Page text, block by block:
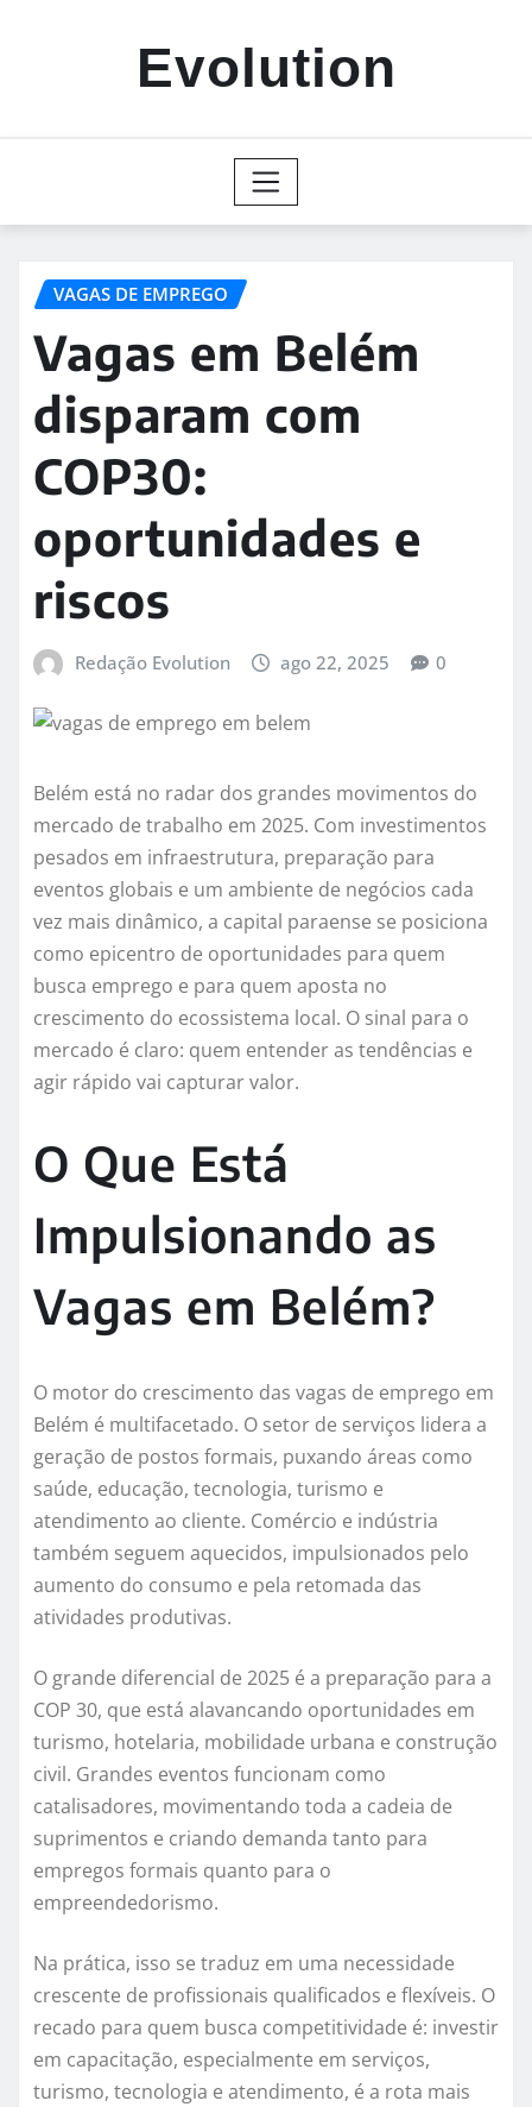
Evolution
VAGAS DE EMPREGO
Vagas em Belém
disparam com
COP30:
oportunidades e
riscos
Redação Evolution ago 22, 2025 0
Belém está no radar dos grandes movimentos do
mercado de trabalho em 2025. Com investimentos
pesados em infraestrutura, preparação para
eventos globais e um ambiente de negócios cada
vez mais dinâmico, a capital paraense se posiciona
como epicentro de oportunidades para quem
busca emprego e para quem aposta no
crescimento do ecossistema local. O sinal para o
mercado é claro: quem entender as tendências e
agir rápido vai capturar valor.
O Que Está
Impulsionando as
Vagas em Belém?
O motor do crescimento das vagas de emprego em
Belém é multifacetado. O setor de serviços lidera a
geração de postos formais, puxando áreas como
saúde, educação, tecnologia, turismo e
atendimento ao cliente. Comércio e indústria
também seguem aquecidos, impulsionados pelo
aumento do consumo e pela retomada das
atividades produtivas.
O grande diferencial de 2025 é a preparação para a
COP 30, que está alavancando oportunidades em
turismo, hotelaria, mobilidade urbana e construção
civil. Grandes eventos funcionam como
catalisadores, movimentando toda a cadeia de
suprimentos e criando demanda tanto para
empregos formais quanto para o
empreendedorismo.
Na prática, isso se traduz em uma necessidade
crescente de profissionais qualificados e flexíveis. O
recado para quem busca competitividade é: investir
em capacitação, especialmente em serviços,
turismo, tecnologia e atendimento, é a rota mais